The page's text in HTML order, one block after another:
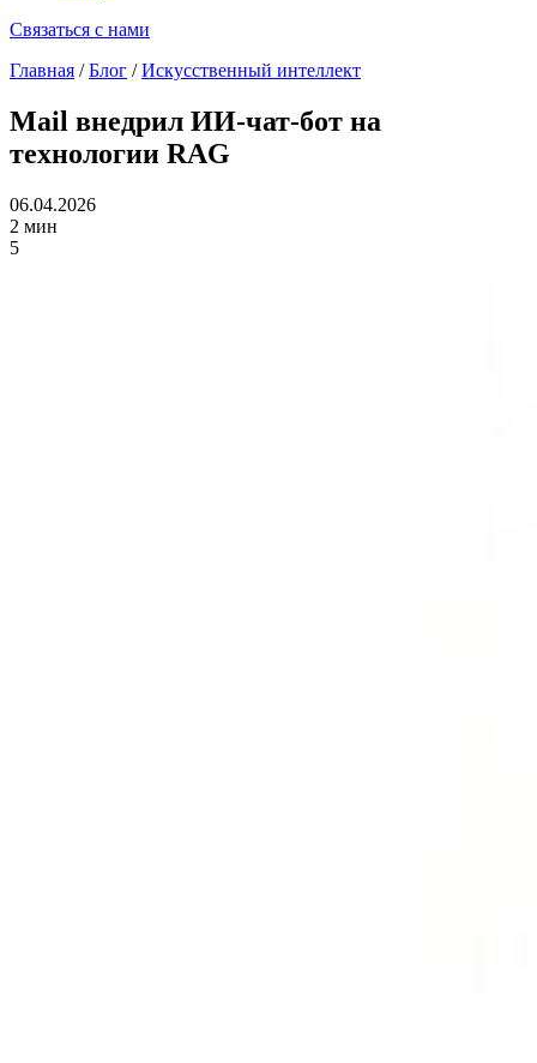
Связаться с нами
Главная /Блог /Искусственный интеллект
Mail внедрил ИИ-чат-бот на
технологии RAG
06.04.2026
2 мин
5